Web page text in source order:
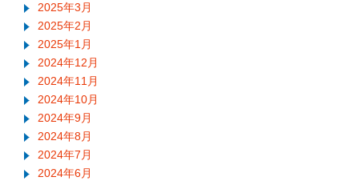
2025年3月
2025年2月
2025年1月
2024年12月
2024年11月
2024年10月
2024年9月
2024年8月
2024年7月
2024年6月